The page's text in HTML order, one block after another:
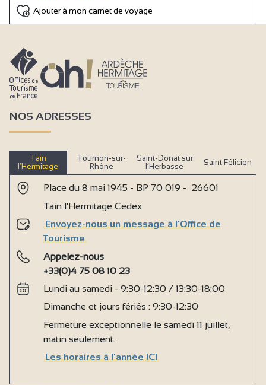
Ajouter à mon carnet de voyage
NOS ADRESSES
Tain
l’Hermitage
Tournon-sur-
Rhône
Saint-Donat sur
l’Herbasse
Saint Félicien
Place du 8 mai 1945 - BP 70 019 - 26601
Tain l'Hermitage Cedex
Envoyez-nous un message à l'Office de
Tourisme
Appelez-nous
+33(0)4 75 08 10 23
Lundi au samedi - 9:30-12:30 / 13:30-18:00
Dimanche et jours fériés : 9:30-12:30
Fermeture exceptionnelle le samedi 11 juillet,
matin seulement.
Les horaires à l'année ICI